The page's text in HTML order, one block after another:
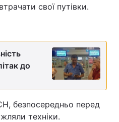
свої путівки.
до
безпосередньо перед
техніки.